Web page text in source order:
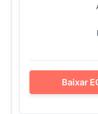
Baixar